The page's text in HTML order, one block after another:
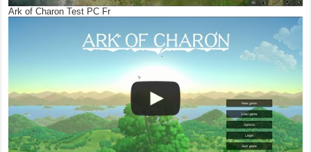
Ark of Charon Test PC Fr